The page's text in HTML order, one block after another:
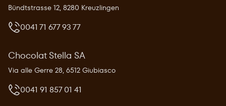
Bündtstrasse 12, 8280 Kreuzlingen
0041 71 677 93 77
Chocolat Stella SA
Via alle Gerre 28, 6512 Giubiasco
0041 91 857 01 41